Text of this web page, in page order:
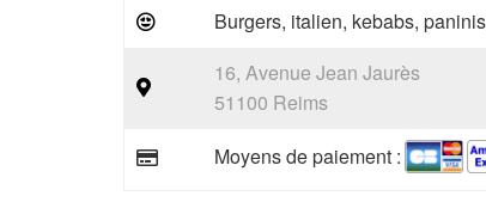
Burgers, italien, kebabs,
16, Avenue Jean Jaurès
51100 Reims
Moyens de paiement :